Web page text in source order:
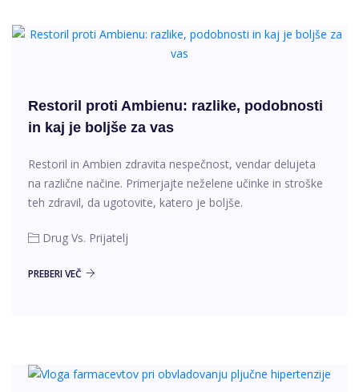
Restoril proti Ambienu: razlike, podobnosti
in kaj je boljše za vas
Restoril in Ambien zdravita nespečnost, vendar delujeta
na različne načine. Primerjajte neželene učinke in stroške
teh zdravil, da ugotovite, katero je boljše.
Drug Vs. Prijatelj
PREBERI VEČ